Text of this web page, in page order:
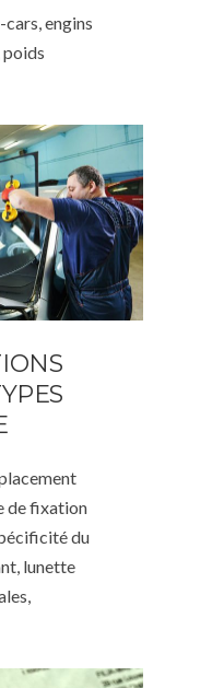
engins
de fixation
du
lunette